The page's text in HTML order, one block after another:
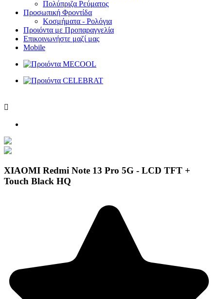
Πολύπριζα Ρεύματος
Προσωπική Φροντίδα
Κοσμήματα - Ρολόγια
Προιόντα με Προπαραγγελία
Επικοινωνήστε μαζί μας
Mobile

XIAOMI Redmi Note 13 Pro 5G - LCD TFT +
Touch Black HQ